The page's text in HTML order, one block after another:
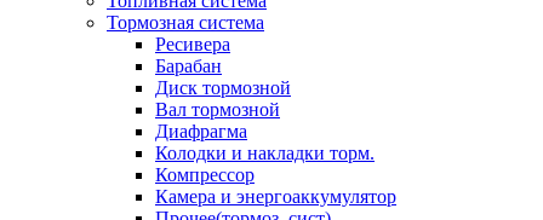
Тормозная система
Ресивера
Барабан
Диск тормозной
Вал тормозной
Диафрагма
Колодки и накладки торм.
Компрессор
Камера и энергоаккумулятор